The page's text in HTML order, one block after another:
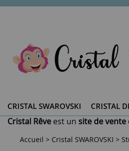
CRISTAL SWAROVSKI ® CRISTAL
Cristal Rêve est un site de vente
Accueil > Cristal SWAROVSKI >